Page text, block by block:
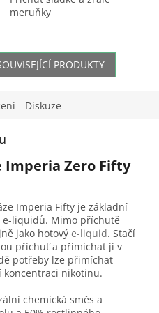
meruňky
PRODUKTY
Diskuze
Imperia Zero Fifty
Imperia Fifty je základní
liquidů. Mimo příchutě
jako hotový e-liquid. Stačí
příchuť a přimíchat ji v
potřeby lze přimíchat
koncentraci nikotinu.
chemická směs a